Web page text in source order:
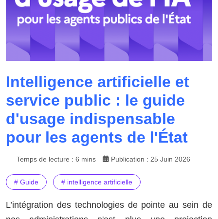
Intelligence artificielle et
service public : le guide
d'usage indispensable
pour les agents de l'État
Temps de lecture : 6 mins Publication : 25 Juin 2026
# Guide # intelligence artificielle
L’intégration des technologies de pointe au sein de